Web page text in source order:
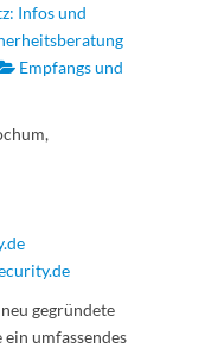
Infos und
Empfangs und
gegründete
umfassendes